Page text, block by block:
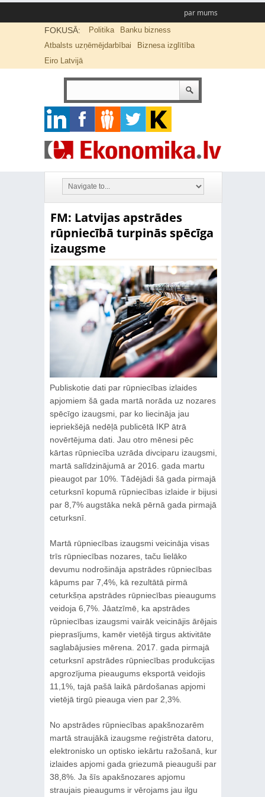
par mums
FOKUSĀ: Politika
Banku bizness
Atbalsts uzņēmējdarbībai
Biznesa izglītība
Eiro Latvijā
FM: Latvijas apstrādes
rūpniecībā turpinās spēcīga
izaugsme
Publiskotie dati par rūpniecības izlaides
apjomiem šā gada martā norāda uz nozares
spēcīgo izaugsmi, par ko liecināja jau
iepriekšējā nedēļā publicētā IKP ātrā
novērtējuma dati. Jau otro mēnesi pēc
kārtas rūpniecība uzrāda divciparu izaugsmi,
martā salīdzinājumā ar 2016. gada martu
pieaugot par 10%. Tādējādi šā gada pirmajā
ceturksnī kopumā rūpniecības izlaide ir bijusi
par 8,7% augstāka nekā pērnā gada pirmajā
ceturksnī.
Martā rūpniecības izaugsmi veicināja visas
trīs rūpniecības nozares, taču lielāko
devumu nodrošināja apstrādes rūpniecības
kāpums par 7,4%, kā rezultātā pirmā
ceturkšņa apstrādes rūpniecības pieaugums
veidoja 6,7%. Jāatzīmē, ka apstrādes
rūpniecības izaugsmi vairāk veicinājis ārējais
pieprasījums, kamēr vietējā tirgus aktivitāte
saglabājusies mērena. 2017. gada pirmajā
ceturksnī apstrādes rūpniecības produkcijas
apgrozījuma pieaugums eksportā veidojis
11,1%, tajā pašā laikā pārdošanas apjomi
vietējā tirgū pieauga vien par 2,3%.
No apstrādes rūpniecības apakšnozarēm
martā straujākā izaugsme reģistrēta datoru,
elektronisko un optisko iekārtu ražošanā, kur
izlaides apjomi gada griezumā pieauguši par
38,8%. Ja šīs apakšnozares apjomu
straujais pieaugums ir vērojams jau ilgu